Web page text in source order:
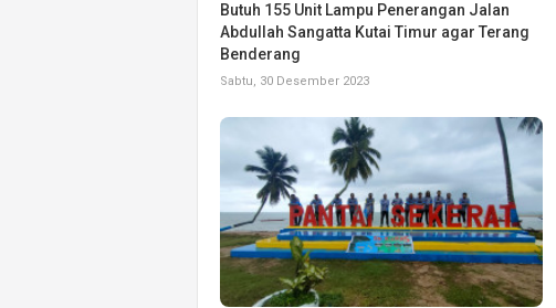
Butuh 155 Unit Lampu Penerangan Jalan
Abdullah Sangatta Kutai Timur agar Terang
Benderang
Sabtu, 30 Desember 2023